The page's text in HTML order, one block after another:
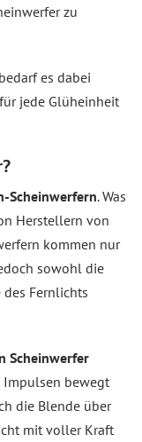
zu
bedarf es dabei
jede Glüheinheit
Scheinwerfern. Was
Herstellern von
kommen nur
sowohl die
Fernlichts
Scheinwerfer
Impulsen bewegt
die Blende über
mit voller Kraft